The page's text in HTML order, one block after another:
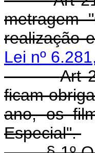
metragem
realização
Lei nº
Art
ficam
ano, os
Especial".